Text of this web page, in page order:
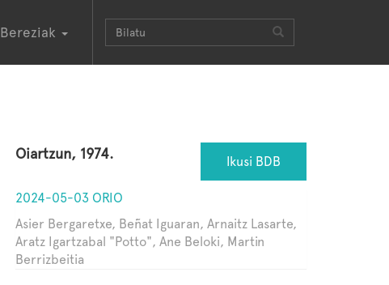
Bereziak
Oiartzun, 1974. Ikusi BDB
2024-05-03 ORIO
Asier Bergaretxe, Beñat Iguaran, Arnaitz Lasarte,
Aratz Igartzabal "Potto", Ane Beloki, Martin
Berrizbeitia